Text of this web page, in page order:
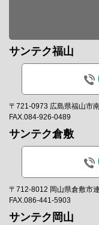
サンテク福山
〒721-0973 広島県福山市
FAX.084-926-0489
サンテク倉敷
〒712-8012 岡山県倉敷市
FAX.086-441-5903
サンテク岡山